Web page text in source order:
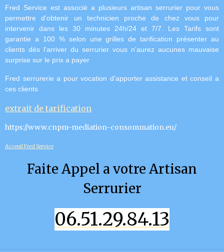
Fred Service est associé a plusieurs artisan serrurier pour vous
permettre d'obtenir un technicien proche de chez vous pour
intervenir dans les 30 minutes 24h/24 et 7/7. Les Tarifs sont
garantie a 100 % selon une grilles de tarification présenter au
clients dès l'arriver du serrurier vous n'aurez aucunes mauvaise
surprise sur le prix a payer
Fred serrurerie a pour vocation d'apporter assistance et conseil a
ces clients
extrait de tarification
https://www.cnpm-mediation-consommation.eu/
Acceuil Fred Service
Faite Appel a votre Artisan
Serrurier
06.51.29.84.13